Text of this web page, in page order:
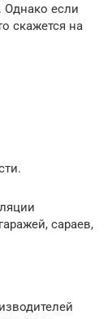
Однако если
скажется на
сараев,